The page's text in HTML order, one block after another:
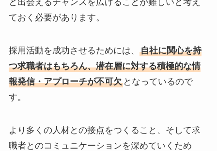
と出会えるチャンスを広げることが難しいと考え
ておく必要があります。
採用活動を成功させるためには、 自社に関心を持
つ求職者はもちろん、潜在層に対する積極的な情
報発信・アプローチが不可欠となっているので
す。
より多くの人材との接点をつくること、そして求
職者とのコミュニケーションを深めていくため